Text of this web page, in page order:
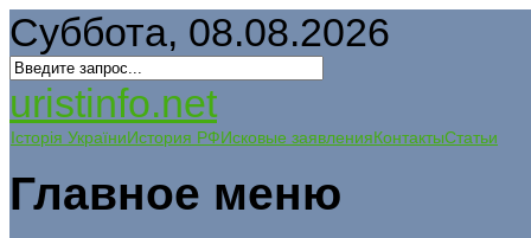
Суббота, 08.08.2026
uristinfo.net
Історія УкраїниИстория РФИсковые заявленияКонтактыСтатьи
Главное меню